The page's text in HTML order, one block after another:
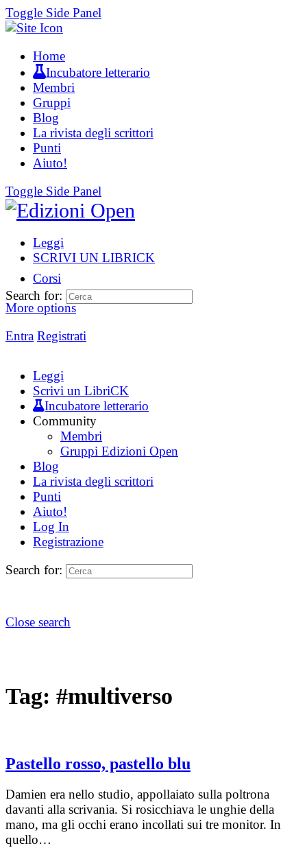
Toggle Side Panel
Home
Incubatore letterario
Membri
Gruppi
Blog
La rivista degli scrittori
Punti
Aiuto!
Toggle Side Panel
Leggi
SCRIVI UN LIBRICK
Corsi
More options
Entra Registrati
Search for:
Leggi
Scrivi un LibriCK
Incubatore letterario
Community
Membri
Gruppi Edizioni Open
Blog
La rivista degli scrittori
Punti
Aiuto!
Log In
Registrazione
Search for:
Close search
Tag: #multiverso
Pastello rosso, pastello blu
Damien era nello studio, appollaiato sulla poltrona
davanti alla scrivania. Si rosicchiava le unghie della
mano, ma gli occhi erano incollati sui tre monitor. In
quello…